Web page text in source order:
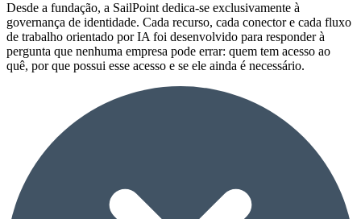
Desde a fundação, a SailPoint dedica-se exclusivamente à
governança de identidade. Cada recurso, cada conector e cada fluxo
de trabalho orientado por IA foi desenvolvido para responder à
pergunta que nenhuma empresa pode errar: quem tem acesso ao
quê, por que possui esse acesso e se ele ainda é necessário.